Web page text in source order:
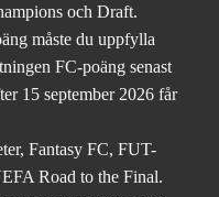
och Draft.
måste du uppfylla
FC-poäng senast
15 september 2026 får
Fantasy FC, FUT-
Road to the Final.